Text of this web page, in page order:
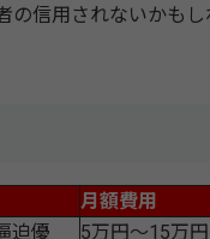
信用されないかも
月額費用
迫優
5万円～15万円